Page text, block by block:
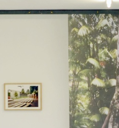
EXTENSIONS ET
escalier b
Galerie et maison d'édition
Berlin